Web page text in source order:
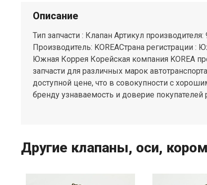
Описание
Тип запчасти : Клапан Артикул
Производитель: KOREAСтрана регистрации :
Южная Коррея Корейская компания KOREA
запчасти для различных марок
доступной цене, что в совокупности с
бренду узнаваемость и доверие покупателей
Другие клапаны, оси,